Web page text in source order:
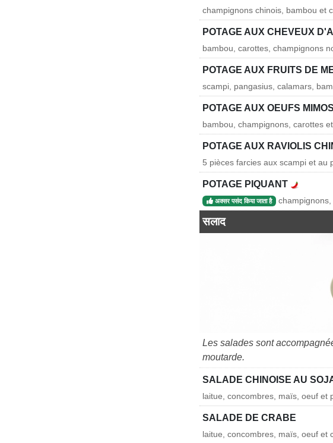
champignons chinois, bambou et
POTAGE AUX CHEVEUX
bambou, carottes, champignons
POTAGE AUX FRUITS DE
scampi, pangasius, calamars,
POTAGE AUX OEUFS
bambou, champignons, carottes
POTAGE AUX RAVIOLIS
5 pièces farcies aux scampi et au
POTAGE PIQUANT
अक्सर पसंद किया जाता है
सलाद
Les salades sont
moutarde.
SALADE CHINOISE AU
laitue, concombres, maïs, oeuf et
SALADE DE CRABE
laitue, concombres, maïs, oeuf et